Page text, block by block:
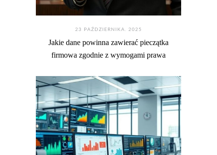
23 PAŹDZIERNIKA. 2025
Jakie dane powinna zawierać pieczątka
firmowa zgodnie z wymogami prawa